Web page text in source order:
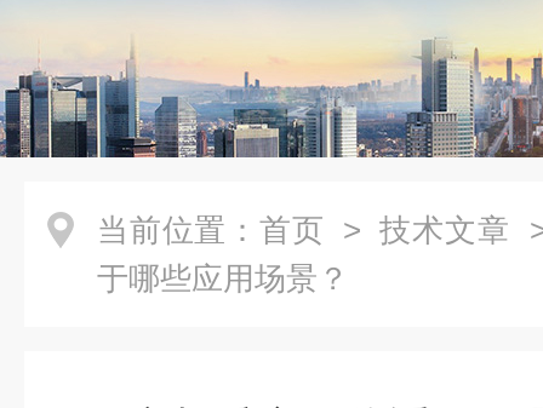
当前位置： 首页 > 技术文章
于哪些应用场景？